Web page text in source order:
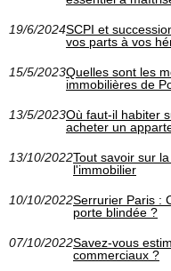
19/6/2024SCPI et
vos parts à vos
15/5/2023Quelles sont les
immobilières de
13/5/2023Où faut-il habiter
acheter un
13/10/2022Tout savoir sur
l'immobilier
10/10/2022Serrurier Paris :
porte blindée ?
07/10/2022Savez-vous
commerciaux ?